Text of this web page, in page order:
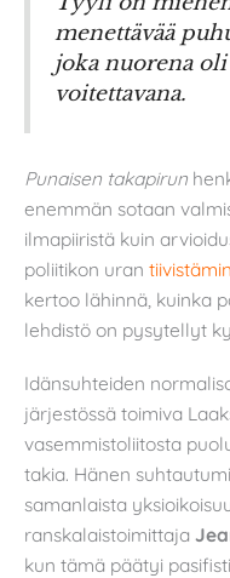
menettävää
joka nuorena
voitettavana.
Punaisen takapirun
enemmän sotaan
ilmapiiristä kuin
poliitikon uran
kertoo lähinnä, kuinka
lehdistö on pysytellyt
Idänsuhteiden
järjestössä toimiva
vasemmistoliitosta
takia. Hänen
samanlaista
ranskalaistoimittaja
kun tämä päätyi